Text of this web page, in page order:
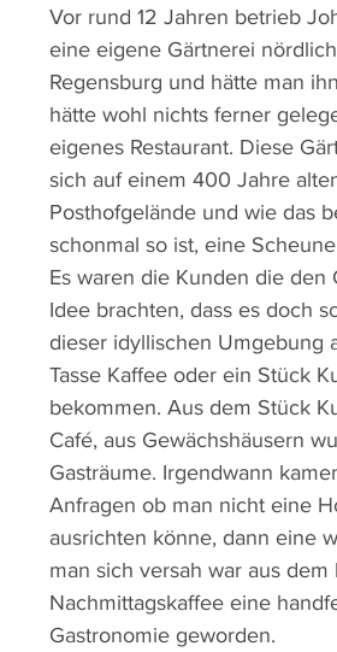
Vor rund 12 Jahren betrieb
eine eigene Gärtnerei
Regensburg und hätte man
hätte wohl nichts ferner
eigenes Restaurant. Diese
sich auf einem 400 Jahre
Posthofgelände und wie das
schonmal so ist, eine
Es waren die Kunden die den
Idee brachten, dass es doch
dieser idyllischen Umgebung
Tasse Kaffee oder ein Stück
bekommen. Aus dem Stück
Café, aus Gewächshäusern
Gasträume. Irgendwann
Anfragen ob man nicht eine
ausrichten könne, dann eine
man sich versah war aus dem
Nachmittagskaffee eine
Gastronomie geworden.